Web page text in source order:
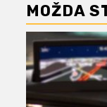
MOŽDA